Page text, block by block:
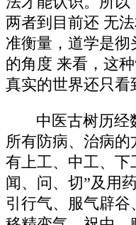
两者到目前还 无
准衡量，道学是
的角度 来看，这
真实的世界还只看
中医古树历经
所有防病、治病的
有上工、中工、下
闻、问、切”及用
引行气、服气辟谷